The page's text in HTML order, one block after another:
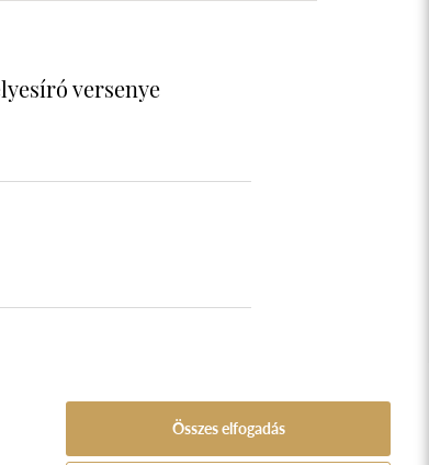
versenye
A Népfőiskola Alapítvány támogatója:
Összes elfogadás